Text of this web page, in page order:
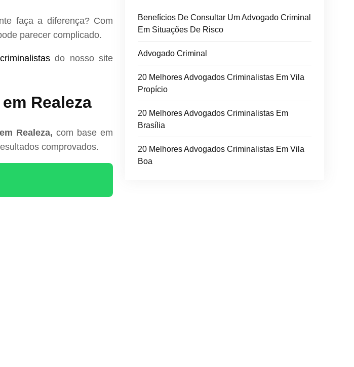
faça a diferença? Com
parecer complicado.
do nosso site
Realeza
Realeza, com base em
comprovados.
Benefícios De Consultar Um Advogado Criminal
Em Situações De Risco
Advogado Criminal
20 Melhores Advogados Criminalistas Em Vila
Propício
20 Melhores Advogados Criminalistas Em
Brasília
20 Melhores Advogados Criminalistas Em Vila
Boa